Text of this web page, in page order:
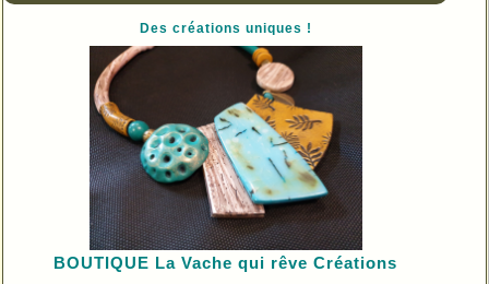
Des créations uniques !
BOUTIQUE La Vache qui rêve Créations